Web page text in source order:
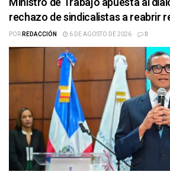
rechazo de sindicalistas a reabrir
PORREDACCIÓN 6 DE AGOSTO DE 2026 0